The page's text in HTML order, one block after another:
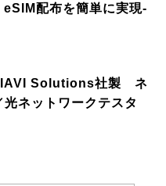
eSIM配布を簡単に実現-
Solutions社製 ネ
ネットワークテスタ